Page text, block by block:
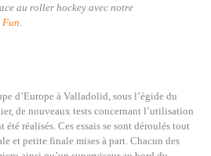
au roller hockey avec notre
Fun.
d’Europe à Valladolid, sous l’égide du
de nouveaux tests concernant l’utilisation
réalisés. Ces essais se sont déroulés tout
et petite finale mises à part. Chacun des